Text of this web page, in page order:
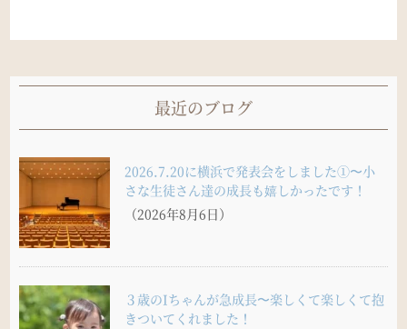
最近のブログ
2026.7.20に横浜で発表会をしました①〜小
さな生徒さん達の成長も嬉しかったです！
（2026年8月6日）
３歳のIちゃんが急成長〜楽しくて楽しくて抱
きついてくれました！